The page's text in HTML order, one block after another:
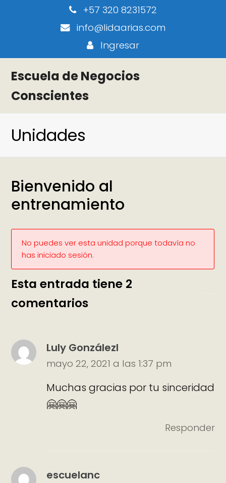
+57 320 8231572
info@lidaarias.com
Ingresar
Escuela de Negocios
Conscientes
Unidades
Bienvenido al
entrenamiento
No puedes ver esta unidad porque todavía no
has iniciado sesión.
Esta entrada tiene 2
comentarios
Luly Gonzálezl
mayo 22, 2021 a las 1:37 pm
Muchas gracias por tu sinceridad
🤗🤗🤗
Responder
escuelanc